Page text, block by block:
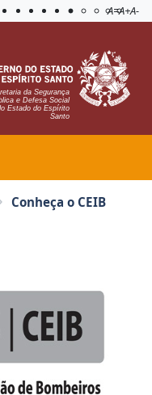
Aplicar
A=A+A-
da Segurança
e Defesa Social
Estado do Espírito
Santo
Conheça o CEIB